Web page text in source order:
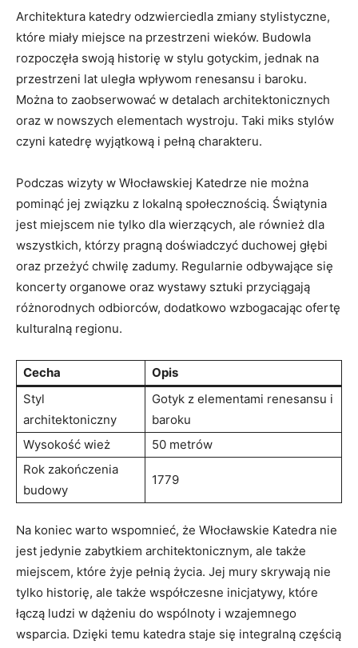
Architektura katedry odzwierciedla zmiany stylistyczne,⁣
które miały⁤ miejsce‌ na przestrzeni​ wieków. Budowla
rozpoczęła⁢ swoją historię w stylu ‍gotyckim, jednak ⁤na⁢
przestrzeni lat uległa ​wpływom​ renesansu ‌i baroku.⁣
Można​ to zaobserwować w detalach ‌architektonicznych​
oraz ‍w nowszych elementach wystroju.‍ Taki miks stylów
czyni katedrę ⁢wyjątkową i ‍pełną charakteru.
Podczas ⁣wizyty w Włocławskiej Katedrze nie można⁢
pominąć⁢ jej związku z lokalną‌ społecznością. Świątynia
jest miejscem nie‌ tylko ​dla wierzących, ⁣ale​ również‌ dla
wszystkich, którzy pragną doświadczyć duchowej głębi
oraz przeżyć chwilę zadumy. ⁣Regularnie⁢ odbywające ⁣się
koncerty ​organowe oraz wystawy ⁤sztuki przyciągają
różnorodnych odbiorców, dodatkowo wzbogacając ⁢ofertę
kulturalną‍ regionu.
Cecha
Opis
Styl​
architektoniczny
Gotyk z elementami renesansu i
baroku
Wysokość wież
50 metrów
Rok zakończenia
budowy
1779
Na koniec warto⁢ wspomnieć, że‌ Włocławskie Katedra nie
jest​ jedynie zabytkiem architektonicznym,⁢ ale także ​
miejscem, ⁣które żyje ‌pełnią życia. Jej‍ mury skrywają nie‍
tylko historię, ale także współczesne inicjatywy, które
łączą ⁤ludzi w ⁢dążeniu ‍do wspólnoty⁢ i ⁢wzajemnego
wsparcia. Dzięki temu katedra staje się integralną częścią